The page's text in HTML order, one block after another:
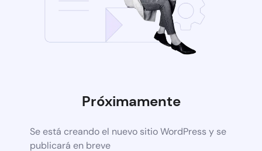
Próximamente
Se está creando el nuevo sitio WordPress y se
publicará en breve